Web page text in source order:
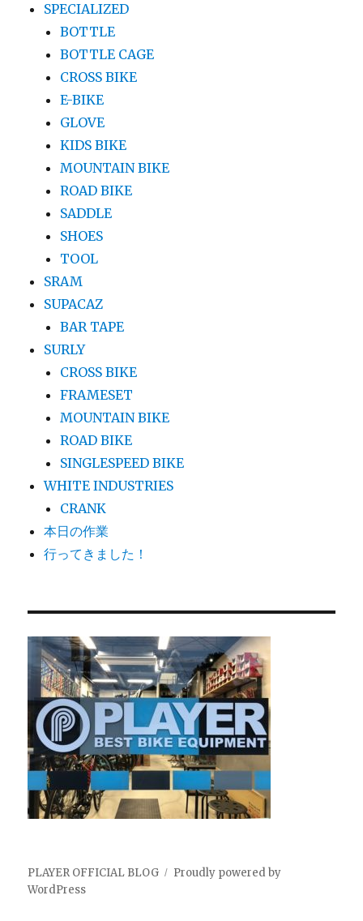
SPECIALIZED
BOTTLE
BOTTLE CAGE
CROSS BIKE
E-BIKE
GLOVE
KIDS BIKE
MOUNTAIN BIKE
ROAD BIKE
SADDLE
SHOES
TOOL
SRAM
SUPACAZ
BAR TAPE
SURLY
CROSS BIKE
FRAMESET
MOUNTAIN BIKE
ROAD BIKE
SINGLESPEED BIKE
WHITE INDUSTRIES
CRANK
本日の作業
行ってきました！
PLAYER OFFICIAL BLOG
Proudly powered by
WordPress